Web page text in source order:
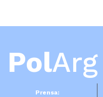
PolArg
Prensa: